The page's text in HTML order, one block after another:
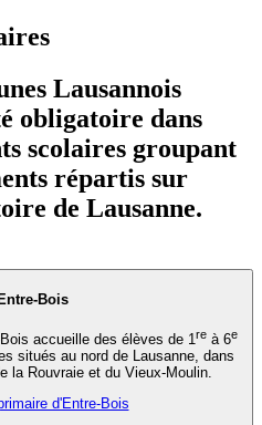
Lausannois
obligatoire dans
scolaires groupant
répartis sur
de Lausanne.
Bois
Bois accueille des élèves de 1 re à 6e
situés au nord de Lausanne, dans
la Rouvraie et du Vieux-Moulin.
d'Entre-Bois